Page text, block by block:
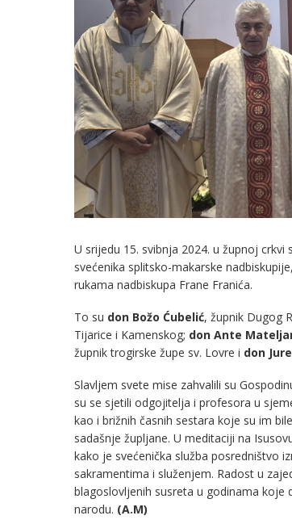
U srijedu 15. svibnja 2024. u župnoj
svećenika splitsko-makarske
rukama nadbiskupa Frane Franića.
To su don Božo Ćubelić, župnik Dugog
Tijarice i Kamenskog; don Ante
župnik trogirske župe sv. Lovre i don
Slavljem svete mise zahvalili su
su se sjetili odgojitelja i profesora u
kao i brižnih časnih sestara koje su im
sadašnje župljane. U meditaciji na
kako je svećenička služba posredništvo
sakramentima i služenjem. Radost u
blagoslovljenih susreta u godinama koje
narodu. (A.M)